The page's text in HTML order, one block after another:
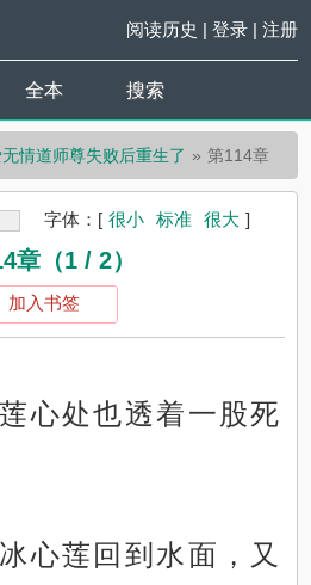
阅读历史 | 登录| 注册
全本 搜索
情道师尊失败后重生了 第114章
字体： [ 很小 标准 很大 ]
章（1 / 2）
加入书签
心处也透着一股死
心莲回到水面，又